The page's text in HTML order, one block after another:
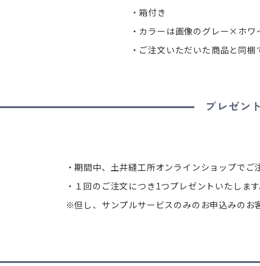
・箱付き
・カラーは画像のグレー×ホ
・ご注文いただいた商品と同
プレゼン
・期間中、土井縫工所オンラインショップでご
・１回のご注文につき1つプレゼントいたします
※但し、サンプルサービスのみのお申込みのお